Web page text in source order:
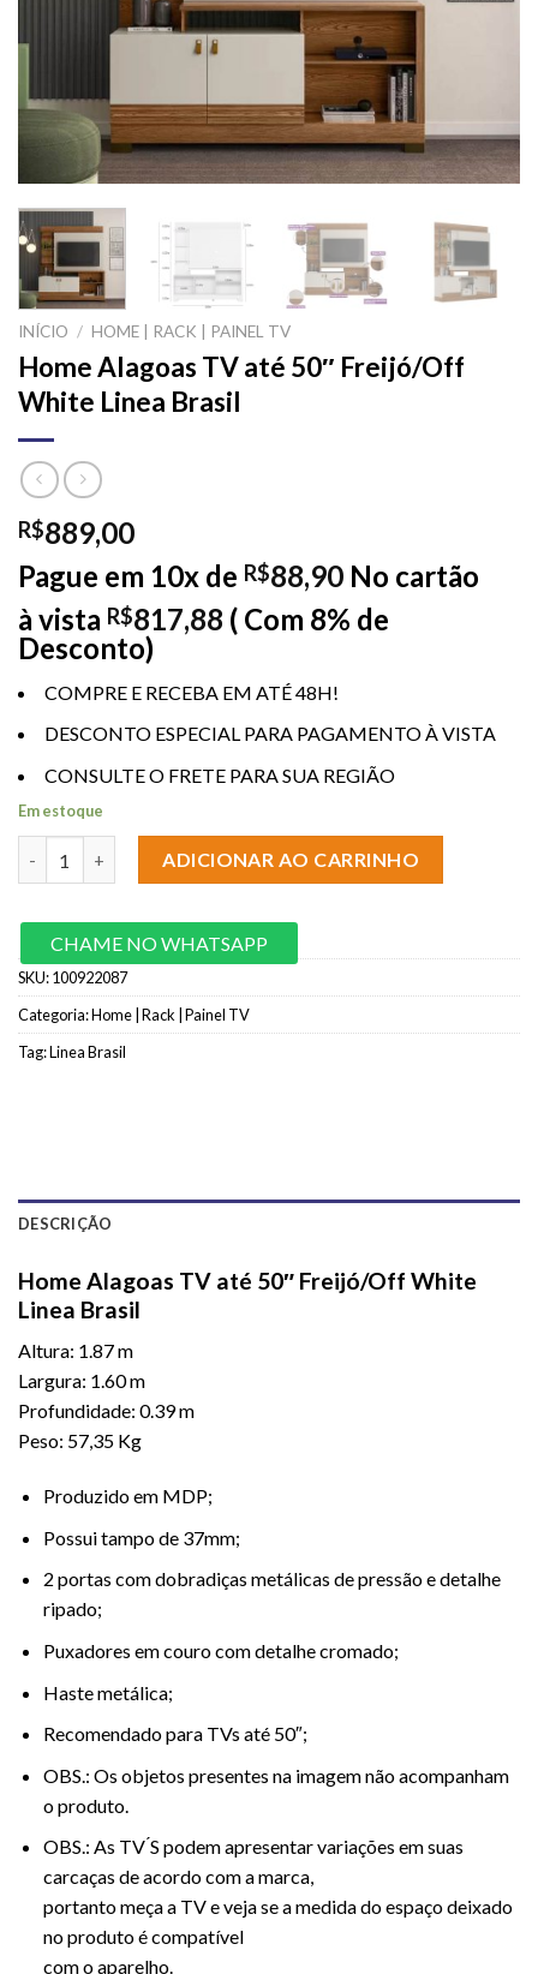
INÍCIO / HOME | RACK | PAINEL TV
Home Alagoas TV até 50″ Freijó/Off
White Linea Brasil
R$889,00
Pague em 10x de R$88,90 No cartão
à vista R$817,88 ( Com 8% de
Desconto)
COMPRE E RECEBA EM ATÉ 48H!
DESCONTO ESPECIAL PARA PAGAMENTO À VISTA
CONSULTE O FRETE PARA SUA REGIÃO
Em estoque
ADICIONAR AO CARRINHO
CHAME NO WHATSAPP
SKU:100922087
Categoria:Home | Rack | Painel TV
Tag:Linea Brasil
DESCRIÇÃO
Home Alagoas TV até 50″ Freijó/Off White
Linea Brasil
Altura: 1.87 m
Largura: 1.60 m
Profundidade: 0.39 m
Peso: 57,35 Kg
Produzido em MDP;
Possui tampo de 37mm;
2 portas com dobradiças metálicas de pressão e detalhe
ripado;
Puxadores em couro com detalhe cromado;
Haste metálica;
Recomendado para TVs até 50″;
OBS.: Os objetos presentes na imagem não acompanham
o produto.
OBS.: As TV ́S podem apresentar variações em suas
carcaças de acordo com a marca,
portanto meça a TV e veja se a medida do espaço deixado
no produto é compatível
com o aparelho.